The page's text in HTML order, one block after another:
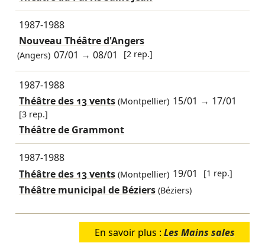
1987-1988
Nouveau Théâtre d'Angers
(Angers) 07/01 →08/01 [2 rep.]
1987-1988
Théâtre des 13 vents(Montpellier) 15/01 → 17/01
[3 rep.]
Théâtre de Grammont
1987-1988
Théâtre des 13 vents(Montpellier) 19/01 [1 rep.]
Théâtre municipal de Béziers (Béziers)
En savoir plus : Les Mains sales